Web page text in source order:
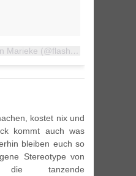
kostet nix und
kommt auch was
bleiben euch so
Stereotype von
tanzende